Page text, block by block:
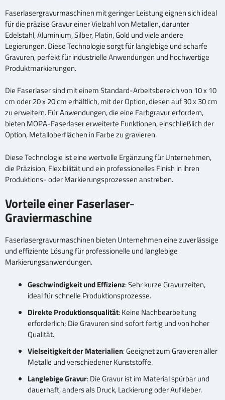
Faserlasergravurmaschinen mit geringer Leistung eignen sich ideal
für die präzise Gravur einer Vielzahl von Metallen, darunter
Edelstahl, Aluminium, Silber, Platin, Gold und viele andere
Legierungen. Diese Technologie sorgt für langlebige und scharfe
Gravuren, perfekt für industrielle Anwendungen und hochwertige
Produktmarkierungen.
Die Faserlaser sind mit einem Standard-Arbeitsbereich von 10 x 10
cm oder 20 x 20 cm erhältlich, mit der Option, diesen auf 30 x 30 cm
zu erweitern. Für Anwendungen, die eine Farbgravur erfordern,
bieten MOPA-Faserlaser erweiterte Funktionen, einschließlich der
Option, Metalloberflächen in Farbe zu gravieren.
Diese Technologie ist eine wertvolle Ergänzung für Unternehmen,
die Präzision, Flexibilität und ein professionelles Finish in ihren
Produktions- oder Markierungsprozessen anstreben.
Vorteile einer Faserlaser-
Graviermaschine
Faserlasergravurmaschinen bieten Unternehmen eine zuverlässige
und effiziente Lösung für professionelle und langlebige
Markierungsanwendungen.
Geschwindigkeit und Effizienz: Sehr kurze Gravurzeiten,
ideal für schnelle Produktionsprozesse.
Direkte Produktionsqualität: Keine Nachbearbeitung
erforderlich; Die Gravuren sind sofort fertig und von hoher
Qualität.
Vielseitigkeit der Materialien: Geeignet zum Gravieren aller
Metalle und verschiedener Kunststoffe.
Langlebige Gravur: Die Gravur ist im Material spürbar und
dauerhaft, anders als Druck, Lackierung oder Aufkleber.